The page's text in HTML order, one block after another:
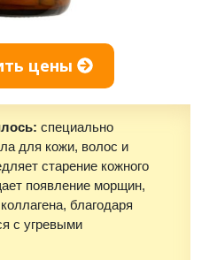
цены
специально
для кожи, волос и
старение кожного
появление морщин,
благодаря
с угревыми